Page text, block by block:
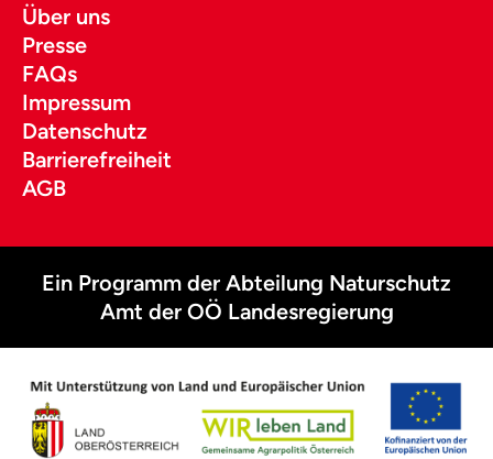
Über uns
Presse
FAQs
Impressum
Datenschutz
Barrierefreiheit
AGB
Ein Programm der Abteilung Naturschutz
Amt der OÖ Landesregierung